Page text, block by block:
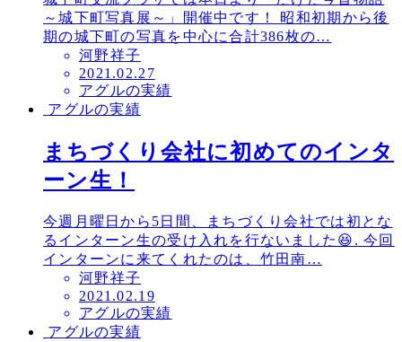
～城下町写真展～」開催中です！ 昭和初期から後
期の城下町の写真を中心に合計386枚の…
河野祥子
投
稿
日
2021.02.27
アグルの実績
アグルの実績
まちづくり会社に初めてのインタ
ーン生！
今週月曜日から5日間、まちづくり会社では初とな
るインターン生の受け入れを行ないました😆. 今回
インターンに来てくれたのは、竹田南…
河野祥子
投
稿
日
2021.02.19
アグルの実績
アグルの実績